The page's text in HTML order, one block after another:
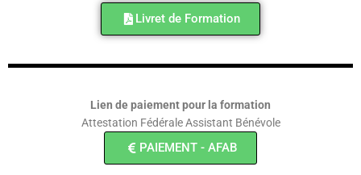
Livret de Formation
Lien de paiement pour la formation
Attestation Fédérale Assistant Bénévole
PAIEMENT - AFAB